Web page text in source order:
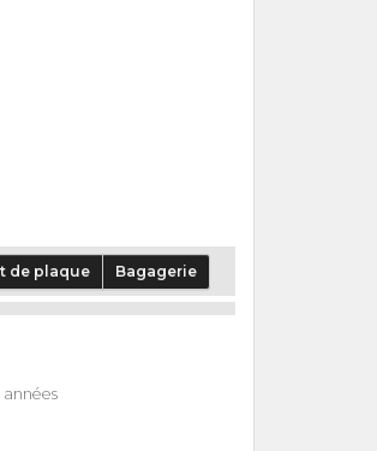
de plaque Bagagerie